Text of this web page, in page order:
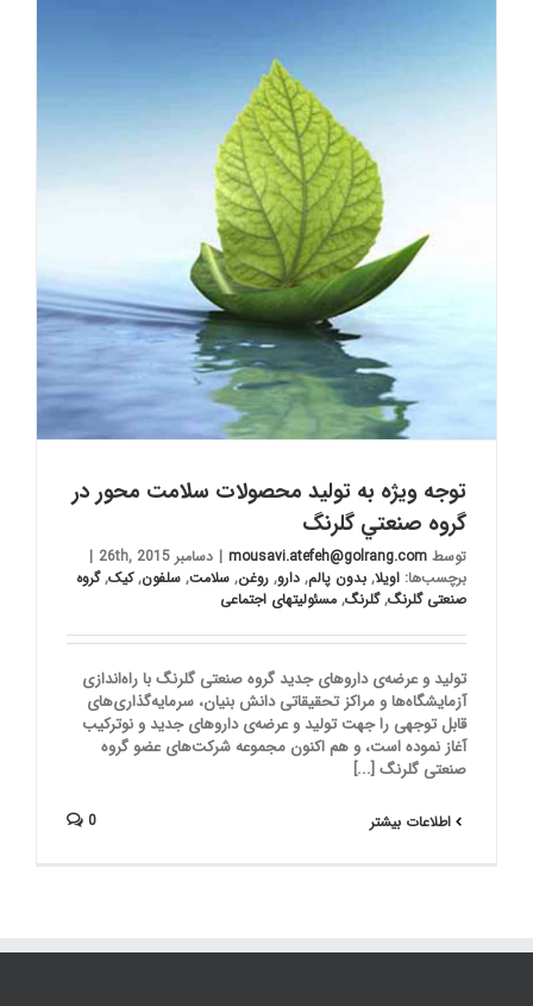
توجه ويژه به تولید محصولات سلامت محور در
گروه صنعتي گلرنگ
توسط mousavi.atefeh@golrang.com
| دسامبر 26th, 2015
|
برچسب‌ها: اویلا, بدون پالم, دارو, روغن, سلامت, سلفون,کیک,گروه
صنعتی گلرنگ,گلرنگ, مسئولیتهای اجتماعی
تولید و عرضه‌ی داروهای جدید گروه صنعتی گلرنگ با راه‌اندازی
آزمایشگاه‌ها و مراکز تحقیقاتی دانش بنیان، سرمایه‌گذاری‌های
قابل توجهی را جهت تولید و عرضه‌ی داروهای جدید و نوترکیب
آغاز نموده است، و هم اكنون مجموعه شرکت‌های عضو گروه
صنعتی گلرنگ [...]
اطلاعات بیشتر 0